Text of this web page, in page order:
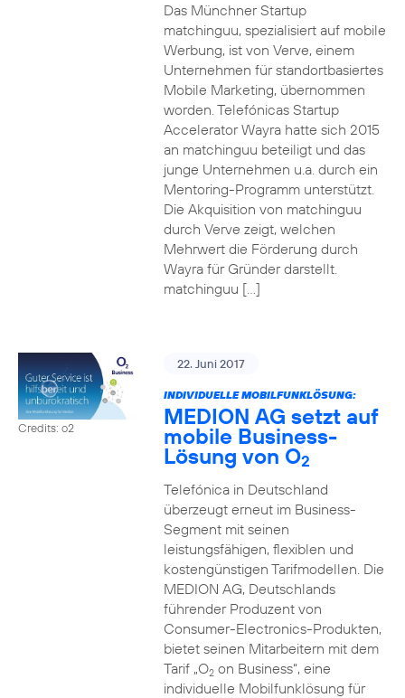
Das Münchner Startup
matchinguu, spezialisiert auf mobile
Werbung, ist von Verve, einem
Unternehmen für standortbasiertes
Mobile Marketing, übernommen
worden. Telefónicas Startup
Accelerator Wayra hatte sich 2015
an matchinguu beteiligt und das
junge Unternehmen u.a. durch ein
Mentoring-Programm unterstützt.
Die Akquisition von matchinguu
durch Verve zeigt, welchen
Mehrwert die Förderung durch
Wayra für Gründer darstellt.
matchinguu […]
Credits: o2
22. Juni 2017
INDIVIDUELLE MOBILFUNKLÖSUNG:
MEDION AG setzt auf
mobile Business-
Lösung von O2
Telefónica in Deutschland
überzeugt erneut im Business-
Segment mit seinen
leistungsfähigen, flexiblen und
kostengünstigen Tarifmodellen. Die
MEDION AG, Deutschlands
führender Produzent von
Consumer-Electronics-Produkten,
bietet seinen Mitarbeitern mit dem
Tarif „O2on Business“, eine
individuelle Mobilfunklösung für